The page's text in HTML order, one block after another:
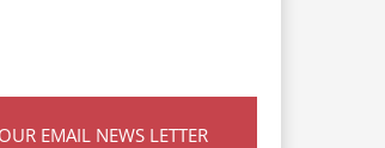
EMAIL NEWS LETTER